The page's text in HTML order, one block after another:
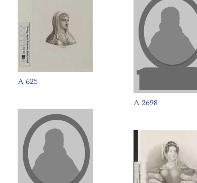
A 625
A 2698